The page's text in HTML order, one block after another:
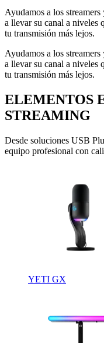
Ayudamos a los
a llevar su canal a niveles
tu transmisión más lejos.
Ayudamos a los
a llevar su canal a niveles
tu transmisión más lejos.
ELEMENTOS
STREAMING
Desde soluciones USB
equipo profesional con
YETI GX